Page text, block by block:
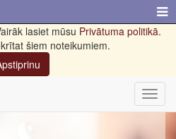
lasiet mūsu Privātuma politikā.
šiem noteikumiem.